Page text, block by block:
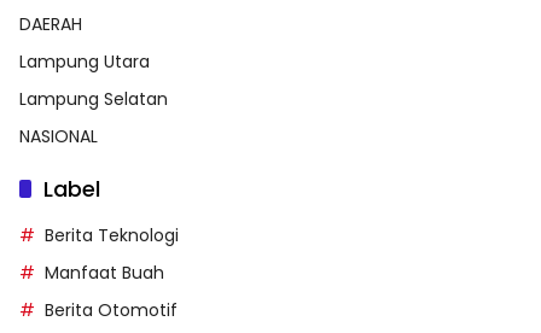
DAERAH
Lampung Utara
Lampung Selatan
NASIONAL
Label
Berita Teknologi
Manfaat Buah
Berita Otomotif